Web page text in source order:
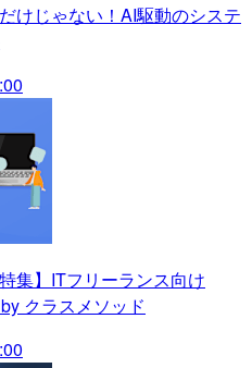
けじゃない！AI駆動のシステ
集】ITフリーランス向け
クラスメソッド